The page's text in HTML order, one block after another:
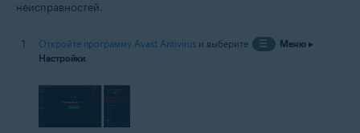
неисправностей.
Откройте программу Avast Antivirus и выберите ☰ Меню▸
Настройки.